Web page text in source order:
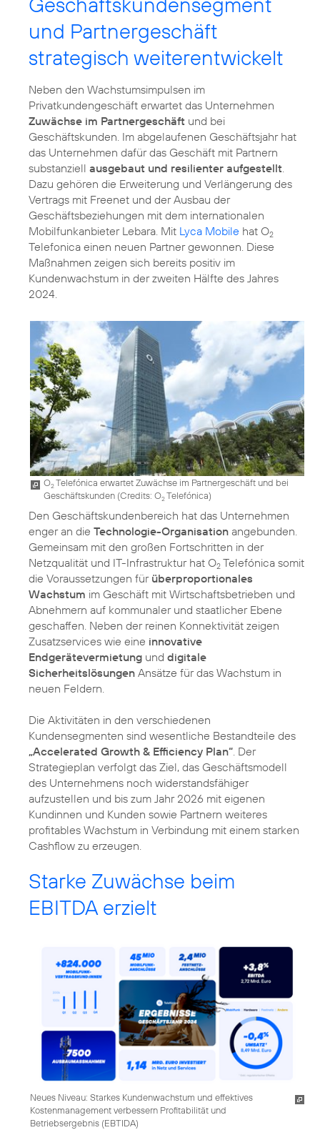
und Partnergeschäft
strategisch weiterentwickelt
Neben den Wachstumsimpulsen im
Privatkundengeschäft erwartet das Unternehmen
Zuwächse im Partnergeschäft und bei
Geschäftskunden. Im abgelaufenen Geschäftsjahr hat
das Unternehmen dafür das Geschäft mit Partnern
substanziell ausgebaut und resilienter aufgestellt.
Dazu gehören die Erweiterung und Verlängerung des
Vertrags mit Freenet und der Ausbau der
Geschäftsbeziehungen mit dem internationalen
Mobilfunkanbieter Lebara. Mit Lyca Mobile hat O2
Telefonica einen neuen Partner gewonnen. Diese
Maßnahmen zeigen sich bereits positiv im
Kundenwachstum in der zweiten Hälfte des Jahres
2024.
O2Telefónica erwartet Zuwächse im Partnergeschäft und bei
Geschäftskunden (Credits: O2Telefónica)
Den Geschäftskundenbereich hat das Unternehmen
enger an die Technologie-Organisation angebunden.
Gemeinsam mit den großen Fortschritten in der
Netzqualität und IT-Infrastruktur hat O2 Telefónica somit
die Voraussetzungen für überproportionales
Wachstum im Geschäft mit Wirtschaftsbetrieben und
Abnehmern auf kommunaler und staatlicher Ebene
geschaffen. Neben der reinen Konnektivität zeigen
Zusatzservices wie eine innovative
Endgerätevermietung und digitale
Sicherheitslösungen Ansätze für das Wachstum in
neuen Feldern.
Die Aktivitäten in den verschiedenen
Kundensegmenten sind wesentliche Bestandteile des
„Accelerated Growth & Efficiency Plan“ . Der
Strategieplan verfolgt das Ziel, das Geschäftsmodell
des Unternehmens noch widerstandsfähiger
aufzustellen und bis zum Jahr 2026 mit eigenen
Kundinnen und Kunden sowie Partnern weiteres
profitables Wachstum in Verbindung mit einem starken
Cashflow zu erzeugen.
Starke Zuwächse beim
EBITDA erzielt
Neues Niveau: Starkes Kundenwachstum und effektives
Kostenmanagement verbessern Profitabilität und
Betriebsergebnis (EBTIDA)